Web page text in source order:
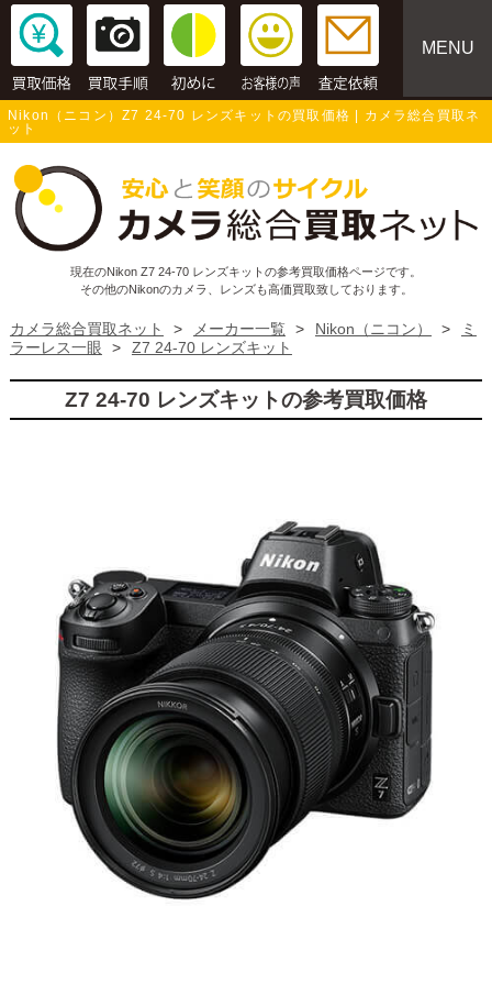
MENU
Nikon（ニコン）Z7 24-70 レンズキットの買取価格 | カメラ総合買取ネ
ット
現在のNikon Z7 24-70 レンズキットの参考買取価格ページです。
その他のNikonのカメラ、レンズも高価買取致しております。
カメラ総合買取ネット > メーカー一覧 > Nikon（ニコン） >
ミ
ラーレス一眼
> Z7 24-70 レンズキット
Z7 24-70 レンズキットの参考買取価格